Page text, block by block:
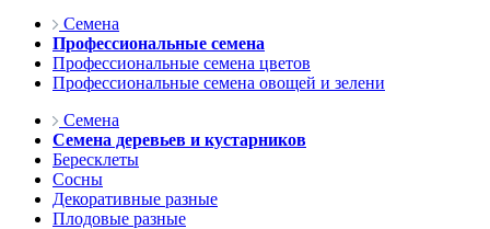
Семена
Профессиональные семена
Профессиональные семена цветов
Профессиональные семена овощей и зелени
Семена
Семена деревьев и кустарников
Бересклеты
Сосны
Декоративные разные
Плодовые разные